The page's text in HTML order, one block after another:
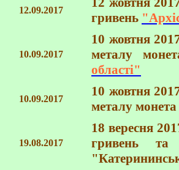
12.09.2017
гривень
10.09.2017
10 жовтня
металу
області"
10.09.2017
10 жовтня
металу
19.08.2017
18 вересня
гривень